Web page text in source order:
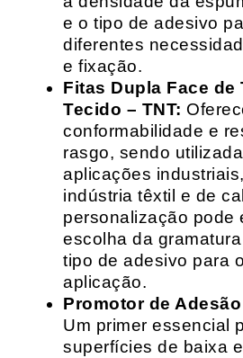
e o tipo de adesivo
diferentes
e fixação.
Fitas Dupla Face de
Tecido – TNT:
conformabilidade e
rasgo, sendo
aplicações
indústria têxtil e de
personalização pode
escolha da
tipo de adesivo para
aplicação.
Promotor de
Um primer essencial
superfícies de baixa